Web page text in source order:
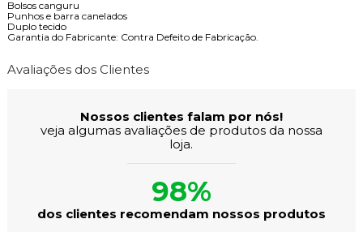
Bolsos canguru
Punhos e barra canelados
Duplo tecido
Garantia do Fabricante: Contra Defeito de Fabricação.
Avaliações dos Clientes
Nossos clientes falam por nós!
veja algumas avaliações de produtos da nossa
loja.
98%
dos clientes recomendam nossos produtos